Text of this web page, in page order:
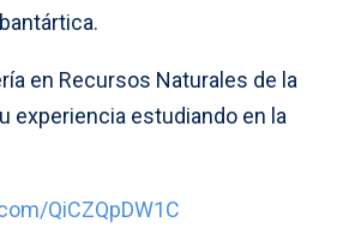
en Recursos Naturales de la
experiencia estudiando en la
QiCZQpDW1C